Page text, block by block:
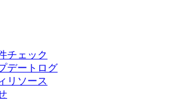
チェック
デートログ
リソース